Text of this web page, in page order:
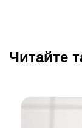
Читайте